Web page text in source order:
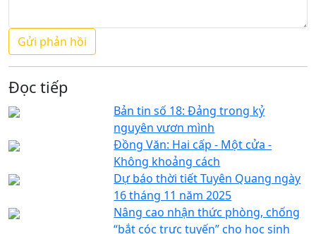
Đọc tiếp
Bản tin số 18: Đảng trong kỷ
nguyên vươn mình
Đồng Văn: Hai cấp - Một cửa -
Không khoảng cách
Dự báo thời tiết Tuyên Quang ngày
16 tháng 11 năm 2025
Nâng cao nhận thức phòng, chống
“bắt cóc trực tuyến” cho học sinh